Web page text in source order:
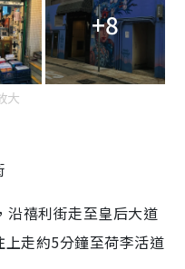
+8
大
沿禧利街走至皇后大道
走約5分鐘至荷李活道